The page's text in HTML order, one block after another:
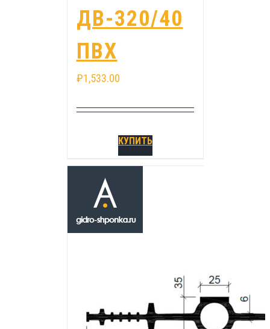
ДВ-320/40
ПВХ
₽1,533.00
КУПИТЬ